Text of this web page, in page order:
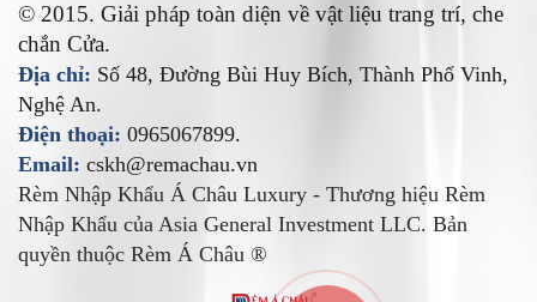
© 2015. Giải pháp toàn diện về vật liệu trang trí, che
chắn Cửa.
Địa chỉ: Số 48, Đường Bùi Huy Bích, Thành Phố Vinh,
Nghệ An.
Điện thoại: 0965067899.
Email: cskh@remachau.vn
Rèm Nhập Khẩu Á Châu Luxury - Thương hiệu Rèm
Nhập Khẩu của Asia General Investment LLC. Bản
quyền thuộc Rèm Á Châu ®